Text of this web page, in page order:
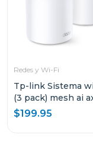
Redes y Wi-Fi
Tp-link Sistema
(3 pack) mesh ai
3 pack decox20
$199.95